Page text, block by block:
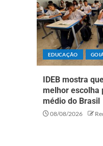
EDUCAÇÃO
IDEB mostra
melhor escolha
médio do Brasil
08/08/2026